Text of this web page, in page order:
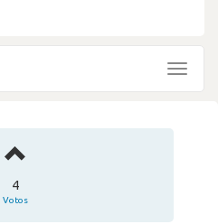
Toggle
4
Votos